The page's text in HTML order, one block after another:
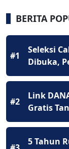
BERITA
#1
Seleksi
Dibuka,
#2
Link
Gratis
5 Tahun